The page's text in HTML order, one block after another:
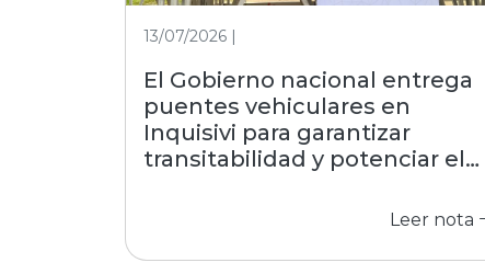
13/07/2026 |
El Gobierno nacional entrega
puentes vehiculares en
Inquisivi para garantizar
transitabilidad y potenciar el
Leer nota